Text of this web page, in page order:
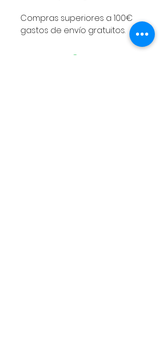
Compras superiores a 100€
gastos de envío gratuitos.